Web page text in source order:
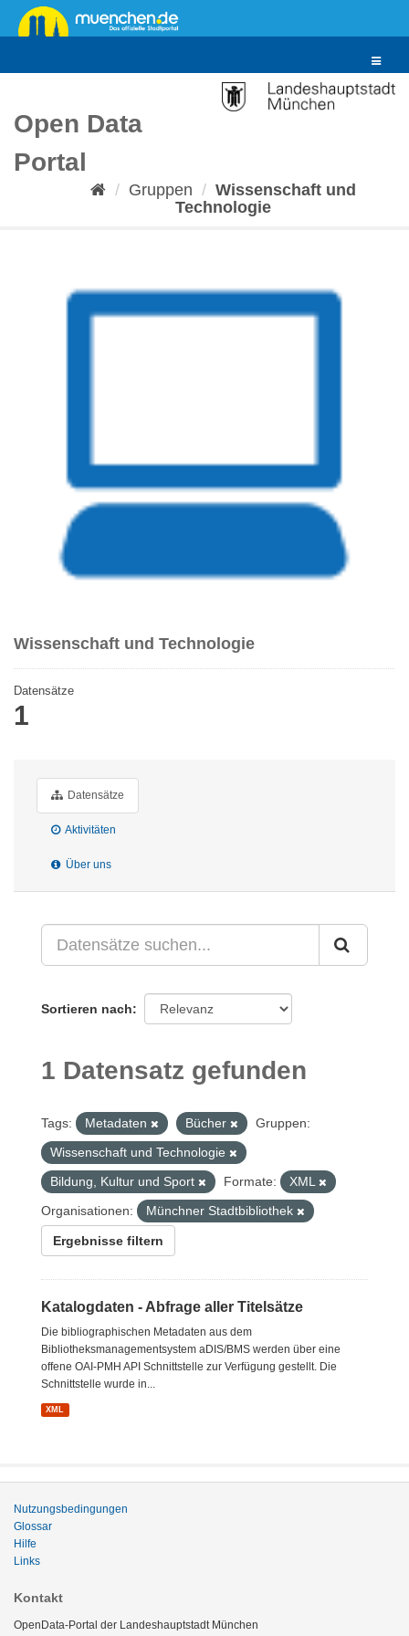
Überspringen
zum
Toggle
Open Data
Portal
Gruppen
Wissenschaft und
Technologie
Wissenschaft und Technologie
Datensätze
1
Datensätze
Aktivitäten
Über uns
Sortieren nach
1 Datensatz gefunden
Tags: Metadaten Bücher
Gruppen:
Wissenschaft und Technologie
Bildung, Kultur und Sport
Formate:
XML
Organisationen:
Münchner Stadtbibliothek
Ergebnisse filtern
Katalogdaten - Abfrage aller Titelsätze
Die bibliographischen Metadaten aus dem
Bibliotheksmanagementsystem aDIS/BMS werden über eine
offene OAI-PMH API Schnittstelle zur Verfügung gestellt. Die
Schnittstelle wurde in...
XML
Nutzungsbedingungen
Glossar
Hilfe
Links
Kontakt
OpenData-Portal der Landeshauptstadt München